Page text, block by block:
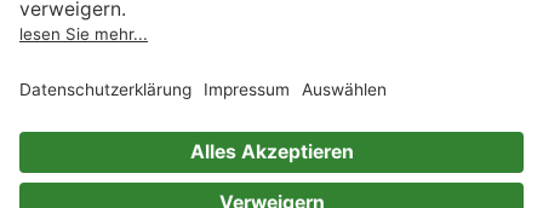
Impressum
Immer ein gutes Buch